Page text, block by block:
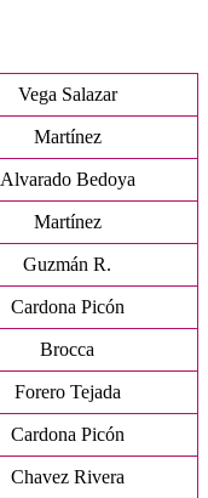
Vega Salazar
Martínez
Alvarado Bedoya
Martínez
Guzmán R.
Cardona Picón
Brocca
Forero Tejada
Cardona Picón
Chavez Rivera